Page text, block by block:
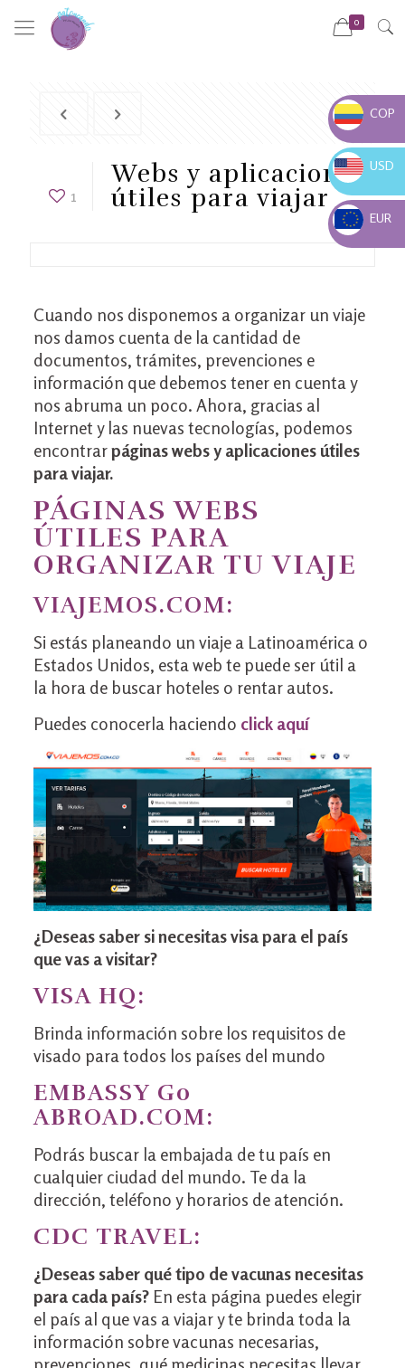
0
1
Webs y aplicaciones
útiles para viajar
Cuando nos disponemos a organizar un viaje
nos damos cuenta de la cantidad de
documentos, trámites, prevenciones e
información que debemos tener en cuenta y
nos abruma un poco. Ahora, gracias al
Internet y las nuevas tecnologías, podemos
encontrarpáginas webs y aplicaciones útiles
para viajar.
PÁGINAS WEBS
ÚTILES PARA
ORGANIZAR TU VIAJE
VIAJEMOS.COM:
Si estás planeando un viaje a Latinoamérica o
Estados Unidos, esta web te puede ser útil a
la hora de buscar hoteles o rentar autos.
Puedes conocerla haciendo click aquí
¿Deseas saber si necesitas visa para el país
que vas a visitar?
VISA HQ:
Brinda información sobre los requisitos de
visado para todos los países del mundo
EMBASSY Go
ABROAD.COM:
Podrás buscar la embajada de tu país en
cualquier ciudad del mundo. Te da la
dirección, teléfono y horarios de atención.
CDC TRAVEL:
¿Deseas saber qué tipo de vacunas necesitas
para cada país?En esta página puedes elegir
el país al que vas a viajar y te brinda toda la
información sobre vacunas necesarias,
COP $
COP
USD $
USD
EUR €
EUR